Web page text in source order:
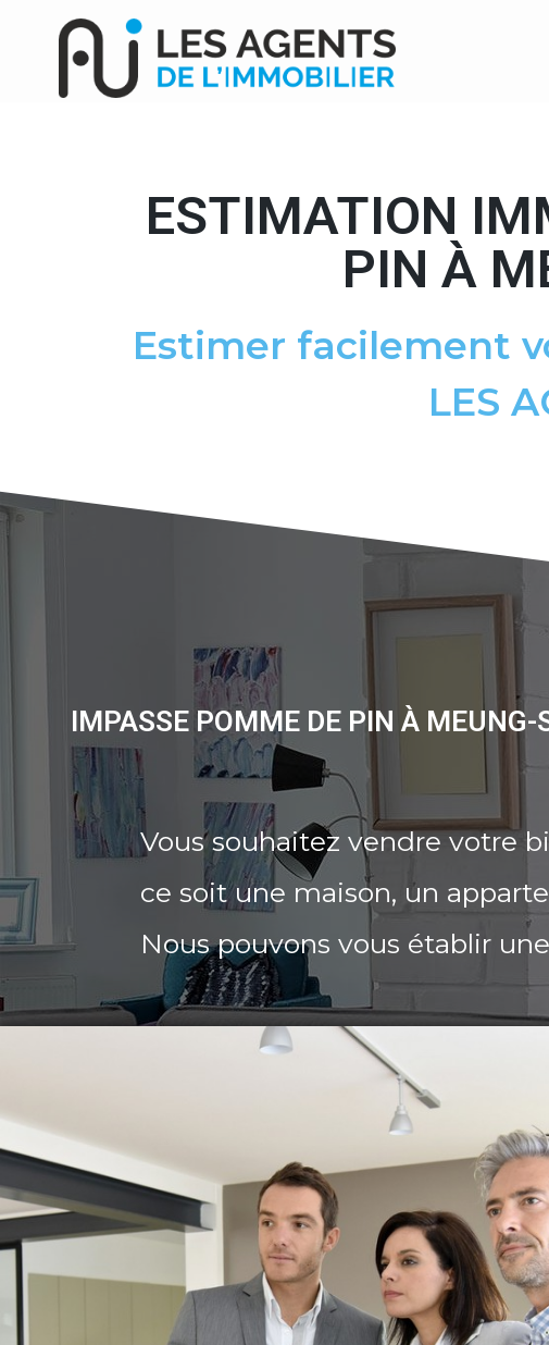
ESTIMATION
PIN À
Estimer facilement
LES
IMPASSE POMME DE PIN À
Vous souhaitez vendre votre
ce soit une maison, un
Nous pouvons vous établir